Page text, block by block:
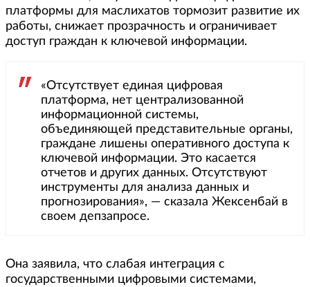
платформы для маслихатов тормозит развитие их
работы, снижает прозрачность и ограничивает
доступ граждан к ключевой информации.
«Отсутствует единая цифровая
платформа, нет централизованной
информационной системы,
объединяющей представительные органы,
граждане лишены оперативного доступа к
ключевой информации. Это касается
отчетов и других данных. Отсутствуют
инструменты для анализа данных и
прогнозирования», — сказала Жексенбай в
своем депзапросе.
Она заявила, что слабая интеграция с
государственными цифровыми системами,